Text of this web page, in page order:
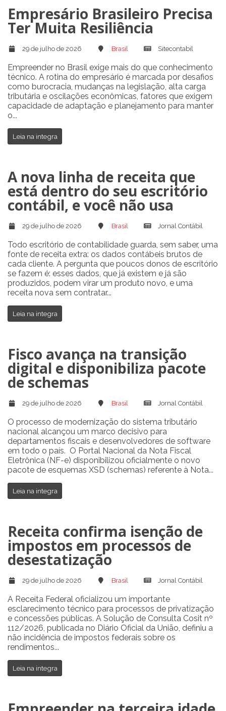
Empresário Brasileiro Precisa
Ter Muita Resiliência
29 de julho de 2026 Brasil Sitecontabil
Empreender no Brasil exige mais do que conhecimento
técnico. A rotina do empresário é marcada por desafios
como burocracia, mudanças na legislação, alta carga
tributária e oscilações econômicas, fatores que exigem
capacidade de adaptação e planejamento para manter
o...
Leia na integra
A nova linha de receita que
está dentro do seu escritório
contábil, e você não usa
29 de julho de 2026 Brasil Jornal Contábil
Todo escritório de contabilidade guarda, sem saber, uma
fonte de receita extra: os dados contábeis brutos de
cada cliente. A pergunta que poucos donos de escritório
se fazem é: esses dados, que já existem e já são
produzidos, podem virar um produto novo, e uma
receita nova sem contratar...
Leia na integra
Fisco avança na transição
digital e disponibiliza pacote
de schemas
29 de julho de 2026 Brasil Jornal Contábil
O processo de modernização do sistema tributário
nacional alcançou um marco decisivo para
departamentos fiscais e desenvolvedores de software
em todo o país. O Portal Nacional da Nota Fiscal
Eletrônica (NF-e) disponibilizou oficialmente o novo
pacote de esquemas XSD (schemas) referente à Nota...
Leia na integra
Receita confirma isenção de
impostos em processos de
desestatização
29 de julho de 2026 Brasil Jornal Contábil
A Receita Federal oficializou um importante
esclarecimento técnico para processos de privatização
e concessões públicas. A Solução de Consulta Cosit nº
112/2026, publicada no Diário Oficial da União, definiu a
não incidência de impostos federais sobre os
rendimentos...
Leia na integra